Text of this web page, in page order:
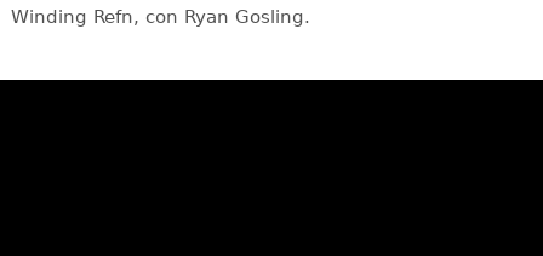
Winding Refn, con Ryan Gosling.